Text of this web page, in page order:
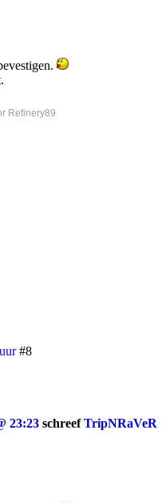
Refinery89
#8
23:23 schreefTripNRaVeR